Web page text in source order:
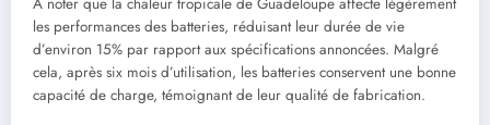
les performances des batteries, réduisant leur durée de vie
d’environ 15% par rapport aux spécifications annoncées. Malgré
cela, après six mois d’utilisation, les batteries conservent une bonne
capacité de charge, témoignant de leur qualité de fabrication.